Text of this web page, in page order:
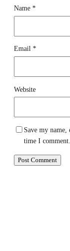
Name *
Email *
Website
Save my
time I comment.